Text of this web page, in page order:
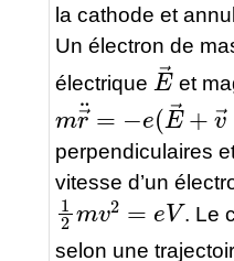
la cathode et
Un électron de
électrique
E→
et
r→ e(E +
perpendiculaires
vitesse d’un
12mv2= eV
. Le
selon une